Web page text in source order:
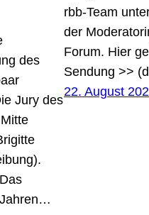
des
Jury des
rbb-Team
der
Forum. Hier
Sendung >>
22. August